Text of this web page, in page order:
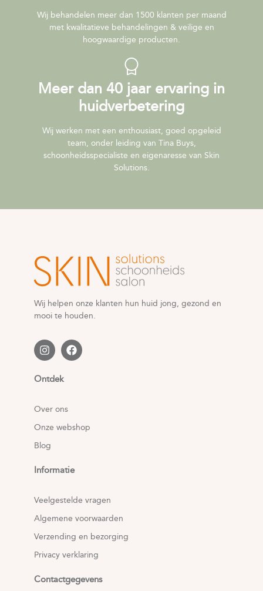
Wij behandelen meer dan 1500 klanten per maand
met kwalitatieve behandelingen & veilige en
hoogwaardige producten.
Meer dan 40 jaar ervaring in
huidverbetering
Wij werken met een enthousiast, goed opgeleid
team, onder leiding van Tina Buys,
schoonheidsspecialiste en eigenaresse van Skin
Solutions.
Wij helpen onze klanten hun huid jong, gezond en
mooi te houden.
Ontdek
Over ons
Onze webshop
Blog
Informatie
Veelgestelde vragen
Algemene voorwaarden
Verzending en bezorging
Privacy verklaring
Contactgegevens